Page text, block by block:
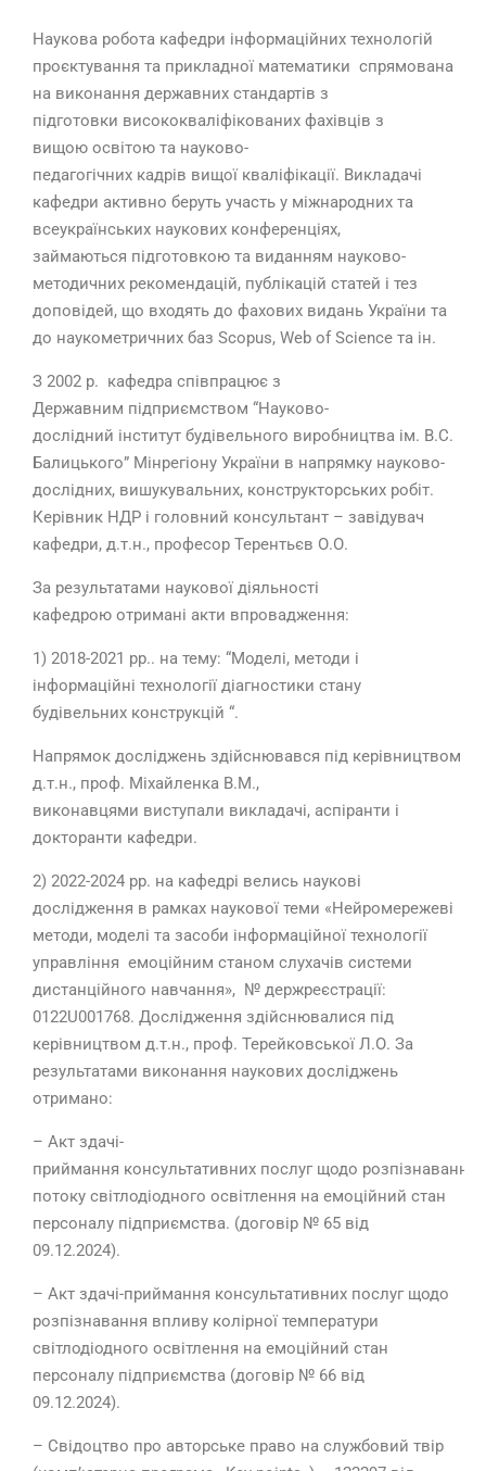
Наукова робота кафедри інформаційних технологій
проєктування та прикладної математики спрямована
на виконання державних стандартів з
підготовки висококваліфікованих фахівців з
вищою освітою та науково-
педагогічних кадрів вищої кваліфікації. Викладачі
кафедри активно беруть участь у міжнародних та
всеукраїнських наукових конференціях,
займаються підготовкою та виданням науково-
методичних рекомендацій, публікацій статей і тез
доповідей, що входять до фахових видань України та
до наукометричних баз Scopus, Web of Science та ін.
З 2002 р. кафедра співпрацює з
Державним підприємством “Науково-
дослідний інститут будівельного виробництва ім. В.С.
Балицького” Мінрегіону України в напрямку науково-
дослідних, вишукувальних, конструкторських робіт.
Керівник НДР і головний консультант – завідувач
кафедри, д.т.н., професор Терентьєв О.О.
За результатами наукової діяльності
кафедрою отримані акти впровадження:
1) 2018-2021 рр.. на тему: “Моделі, методи і
інформаційні технології діагностики стану
будівельних конструкцій “.
Напрямок досліджень здійснювався під керівництвом
д.т.н., проф. Міхайленка В.М.,
виконавцями виступали викладачі, аспіранти і
докторанти кафедри.
2) 2022-2024 рр. на кафедрі велись наукові
дослідження в рамках наукової теми «Нейромережеві
методи, моделі та засоби інформаційної технології
управління емоційним станом слухачів системи
дистанційного навчання», № держреєстрації:
0122U001768. Дослідження здійснювалися під
керівництвом д.т.н., проф. Терейковської Л.О. За
результатами виконання наукових досліджень
отримано:
– Акт здачі-
приймання консультативних послуг щодо розпізнавання
потоку світлодіодного освітлення на емоційний стан
персоналу підприємства. (договір № 65 від
09.12.2024).
– Акт здачі-приймання консультативних послуг щодо
розпізнавання впливу колірної температури
світлодіодного освітлення на емоційний стан
персоналу підприємства (договір № 66 від
09.12.2024).
– Свідоцтво про авторське право на службовий твір